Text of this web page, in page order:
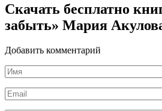
Скачать бесплатно
забыть» Мария
Добавить комментарий
Имя
*
Email
*